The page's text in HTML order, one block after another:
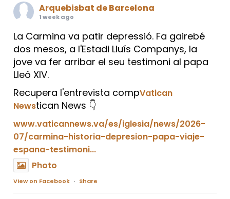
Arquebisbat de Barcelona
1 week ago
La Carmina va patir depressió. Fa gairebé
dos mesos, a l'Estadi Lluís Companys, la
jove va fer arribar el seu testimoni al papa
Lleó XIV.
Recupera l'entrevista compVatican
Newstican News 👇
www.vaticannews.va/es/iglesia/news/2026-
07/carmina-historia-depresion-papa-viaje-
espana-testimoni...
Photo
View on Facebook · Share